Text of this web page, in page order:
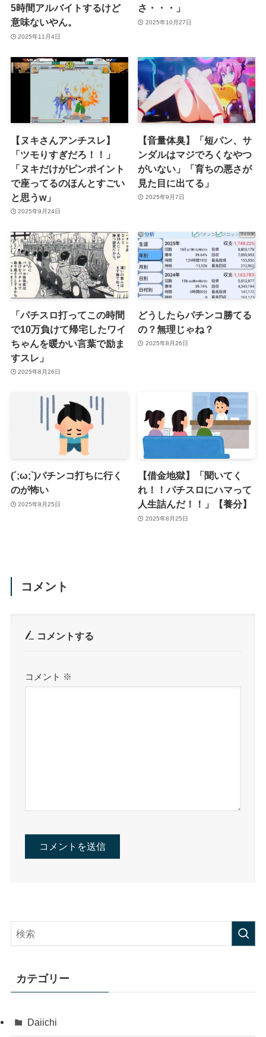
5時間アルバイトするけど
意味ないやん。
2025年11月4日
さ・・・」
2025年10月27日
【ヌキさんアンチスレ】
「ツモりすぎだろ！！」
「ヌキだけがピンポイント
で座ってるのほんとすごい
と思うw」
2025年9月24日
【音量体臭】「短パン、サ
ンダルはマジでろくなやつ
がいない」「育ちの悪さが
見た目に出てる」
2025年9月7日
「パチスロ打ってこの時間
で10万負けて帰宅したワイ
ちゃんを暖かい言葉で励ま
すスレ」
2025年8月26日
どうしたらパチンコ勝てる
の？無理じゃね？
2025年8月26日
(´;ω;`)パチンコ打ちに行く
のが怖い
2025年8月25日
【借金地獄】「聞いてく
れ！！パチスロにハマって
人生詰んだ！！」【養分】
2025年8月25日
コメント
コメントする
コメント ※
カテゴリー
Daiichi